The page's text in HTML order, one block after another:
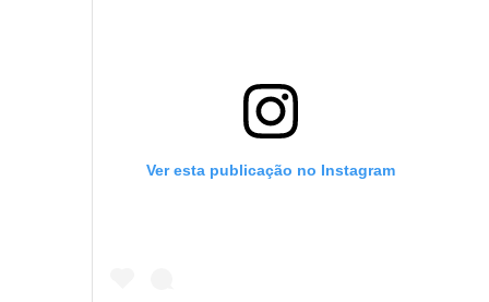
Ver esta publicação no Instagram